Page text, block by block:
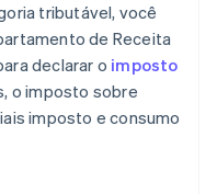
tributável, você
de Receita
declarar o imposto
o imposto sobre
imposto e consumo